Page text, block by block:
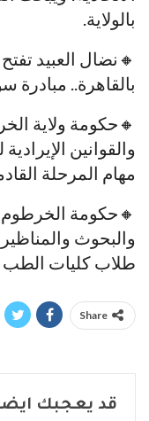
بالولاية.
🔸نضال العبيد تفتح
بالقاهرة.. مبادرة
🔸حكومة ولاية
والقوانين
مهام المرحلة
🔸حكومة
والبحوث
طلاب كليات الطب
Share
قد يعجبك